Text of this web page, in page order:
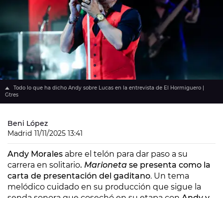
Todo lo que ha dicho Andy sobre Lucas en la entrevista de El Hormiguero |
Gtres
Beni López
Madrid 11/11/2025 13:41
Andy Morales abre el telón para dar paso a su
carrera en solitario. Marioneta se presenta como la
carta de presentación del gaditano. Un tema
melódico cuidado en su producción que sigue la